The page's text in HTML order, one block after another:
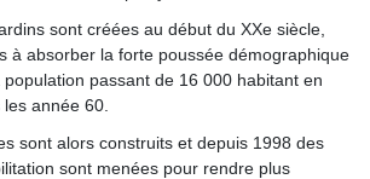
sont créées au début du XXe siècle,
à absorber la forte poussée démographique
population passant de 16 000 habitant en
année 60.
sont alors construits et depuis 1998 des
sont menées pour rendre plus